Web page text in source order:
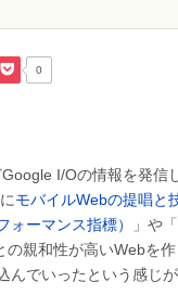
0
I/Oの情報を発信
モバイルWebの提唱と
ーマンス指標） 」や「
の親和性が高いWebを
でいったという感じが